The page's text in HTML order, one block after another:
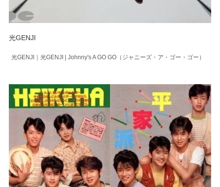
光GENJI
光GENJI｜光GENJI | Johnny's A GO GO（ジャニーズ・ア・ゴー・ゴー）